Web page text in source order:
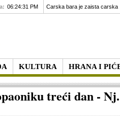
KULTURA HRANA I
06:24:31 PM Carska bara je zaista carska
treći dan -